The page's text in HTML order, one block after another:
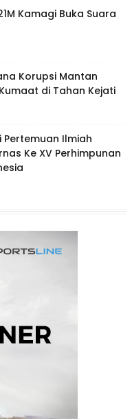
Kamagi Buka Suara
Korupsi Mantan
di Tahan Kejati
Pertemuan Ilmiah
Ke XV Perhimpunan